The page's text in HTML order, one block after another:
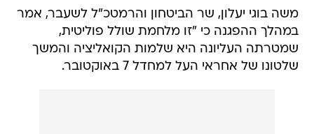
משה בוגי יעלון, שר הביטחון והרמטכ"ל לשעבר, אמר
במהלך ההפגנה כי "זו מלחמת שולל פוליטית,
שמטרתה העליונה היא שלמות הקואליציה והמשך
שלטונו של אחראי העל למחדל 7 באוקטובר.